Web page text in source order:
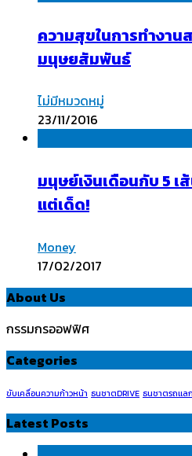
ความสุขในการทำงาน
มนุษยสัมพันธ์
ไม่มีหมวดหมู่
23/11/2016
มนุษย์เงินเดือนกับ 5 เ
แต่เด็ด!
Money
17/02/2017
About Us
กรรมกรออฟฟิศ
Categories
ขับเคลื่อนความก้าวหน้า ธนชาตDRIVE ธนชาตรถแล
Latest Posts